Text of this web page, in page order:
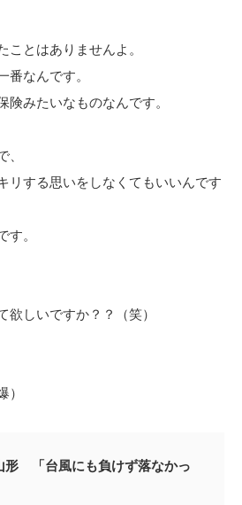
ことはありませんよ。
なんです。
みたいなものなんです。
リする思いをしなくてもいいんです
。
欲しいですか？？（笑）
形 「台風にも負けず落なかっ